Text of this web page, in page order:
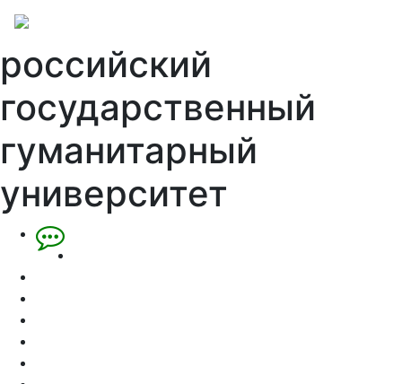
российский
государственный
гуманитарный
университет